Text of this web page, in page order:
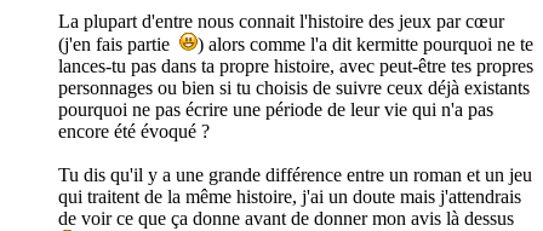
La plupart d'entre nous connait l'histoire des jeux par cœur
(j'en fais partie
) alors comme l'a dit kermitte pourquoi ne te
lances-tu pas dans ta propre histoire, avec peut-être tes propres
personnages ou bien si tu choisis de suivre ceux déjà existants
pourquoi ne pas écrire une période de leur vie qui n'a pas
encore été évoqué ?
Tu dis qu'il y a une grande différence entre un roman et un jeu
qui traitent de la même histoire, j'ai un doute mais j'attendrais
de voir ce que ça donne avant de donner mon avis là dessus